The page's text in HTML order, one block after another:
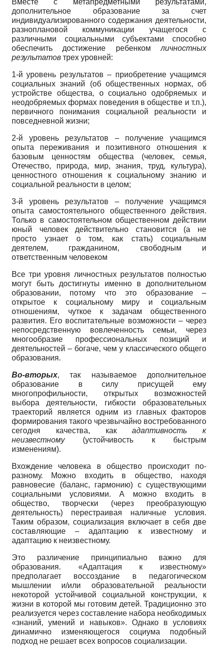
Вместе с метапредметными результатами,
дополнительное образование за счет
индивидуализированного содержания деятельности,
разноплановой коммуникации учащегося с
различными социальными субъектами способно
обеспечить достижение ребенком личностных
результатов трех уровней:
1-й уровень результатов – приобретение учащимся
социальных знаний (об общественных нормах, об
устройстве общества, о социально одобряемых и
неодобряемых формах поведения в обществе и т.п.),
первичного понимания социальной реальности и
повседневной жизни;
2-й уровень результатов – получение учащимся
опыта переживания и позитивного отношения к
базовым ценностям общества (человек, семья,
Отечество, природа, мир, знания, труд, культура),
ценностного отношения к социальному знанию и
социальной реальности в целом;
3-й уровень результатов – получение учащимся
опыта самостоятельного общественного действия.
Только в самостоятельном общественном действии
юный человек действительно становится (а не
просто узнает о том, как стать) социальным
деятелем, гражданином, свободным и
ответственным человеком
Все три уровня личностных результатов полностью
могут быть достигнуты именно в дополнительном
образовании, потому что это образование –
открытое к социальному миру и социальным
отношениям, чуткое к задачам общественного
развития. Его воспитательные возможности – через
непосредственную вовлеченность семьи, через
многообразие профессиональных позиций и
деятельностей – богаче, чем у классического общего
образования.
Во-вторых, так называемое дополнительное
образование в силу присущей ему
многопрофильности, открытых возможностей
выбора деятельности, гибкости образовательных
траекторий является одним из главных факторов
формирования такого чрезвычайно востребованного
сегодня качества, какадаптивность к
неизвестному(устойчивость к быстрым
изменениям).
Вхождение человека в общество происходит по-
разному. Можно входить в общество, находя
равновесие (баланс, гармонию) с существующими
социальными условиями. А можно входить в
общество, творчески (через преобразующую
деятельность) перестраивая наличные условия.
Таким образом, социализация включает в себя две
составляющие – адаптацию к известному и
адаптацию к неизвестному.
Это различение принципиально важно для
образования. «Адаптация к известному»
предполагает воссоздание в педагогическом
мышлении и/или образовательной реальности
некоторой устойчивой социальной конструкции, к
жизни в которой мы готовим детей. Традиционно это
реализуется через составление набора необходимых
«знаний, умений и навыков». Однако в условиях
динамично изменяющегося социума подобный
подход не решает всех вопросов социализации.